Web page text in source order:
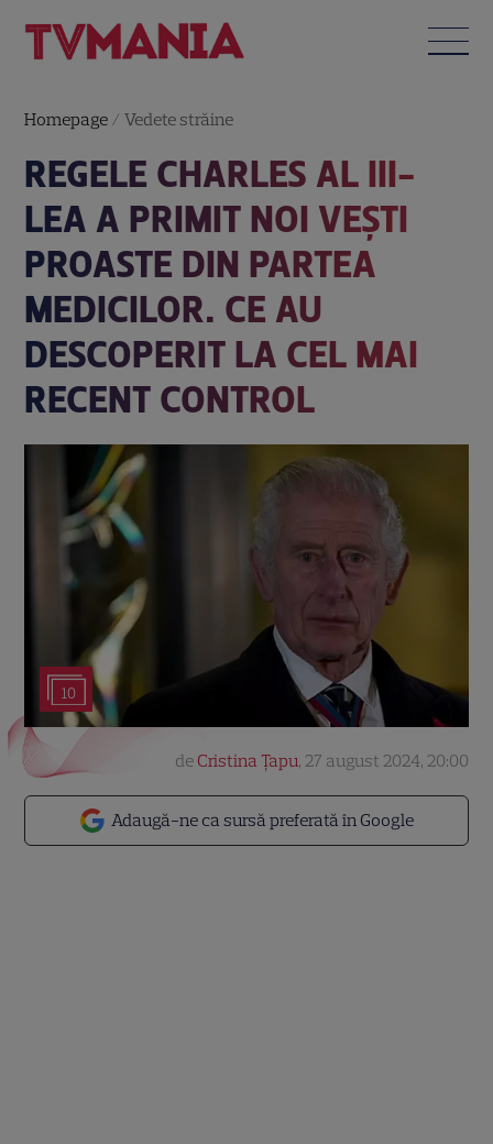
Homepage /Vedete străine
REGELE CHARLES AL III-
LEA A PRIMIT NOI VEȘTI
PROASTE DIN PARTEA
MEDICILOR. CE AU
DESCOPERIT LA CEL MAI
RECENT CONTROL
10
Adaugă-ne ca sursă preferată în Google
de Cristina Țapu, 27 august 2024, 20:00